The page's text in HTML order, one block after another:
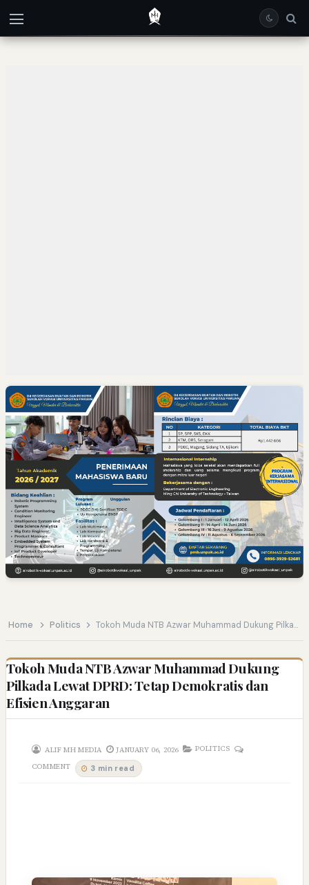
Home Politics Tokoh Muda NTB Azwar Muhammad Dukung Pilkada Lewat DPRD: Tetap Demokratis dan Efisien Anggaran
Tokoh Muda NTB Azwar Muhammad Dukung
Pilkada Lewat DPRD: Tetap Demokratis dan
Efisien Anggaran
ALIF MH MEDIA JANUARY 06, 2026
POLITICS
COMMENT
3 min read